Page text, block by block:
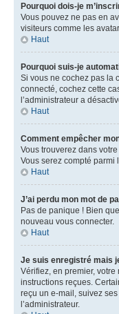
Pourquoi dois-je
Vous pouvez ne pas en
visiteurs comme les
Haut
Pourquoi suis-je
Si vous ne cochez pas la
connecté, cochez cette
l’administrateur a
Haut
Comment empêcher
Vous trouverez dans
Vous serez compté parmi
Haut
J’ai perdu mon mot de
Pas de panique ! Bien
nouveau vous connecter.
Haut
Je suis enregistré mais
Vérifiez, en premier,
instructions reçues.
reçu un e-mail, suivez
l’administrateur.